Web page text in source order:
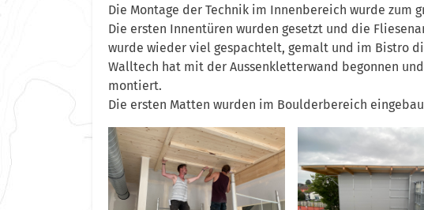
Die Montage der Technik im Innenbereich wurde zum
Die ersten Innentüren wurden gesetzt und die
wurde wieder viel gespachtelt, gemalt und im Bistro
Walltech hat mit der Aussenkletterwand begonnen
montiert.
Die ersten Matten wurden im Boulderbereich